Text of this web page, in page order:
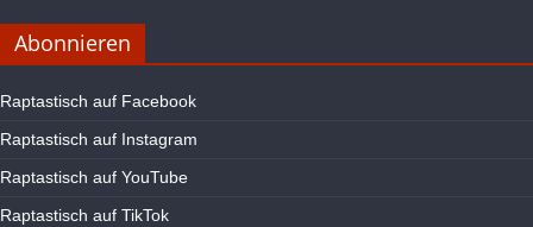
Abonnieren
Raptastisch auf Facebook
Raptastisch auf Instagram
Raptastisch auf YouTube
Raptastisch auf TikTok